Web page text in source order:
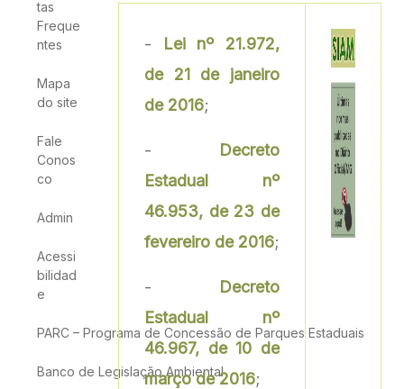
tas
Freque
ntes
Mapa
do site
Fale
Conos
co
Admin
Acessi
bilidad
e
PARC – Programa de Concessão de Parques Estaduais
Banco de Legislação Ambiental
-
Lei nº 21.972,
de 21 de janeiro
de 2016;
- Decreto
Estadual nº
46.953, de 23 de
fevereiro de 2016;
- Decreto
Estadual nº
46.967, de 10 de
março de 2016;